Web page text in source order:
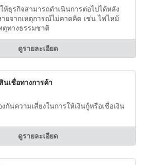
ห้ธุรกิจสามารถดำเนินการต่อไปได้หลัง
ายจากเหตุการณ์ไม่คาดคิด เช่น ไฟไหม้
ตุทางธรรมชาติ
ดูรายละเอียด
นเชื่อทางการค้า
กันความเสี่ยงในการให้เงินกู้หรือเชื่อเงิน
ดูรายละเอียด